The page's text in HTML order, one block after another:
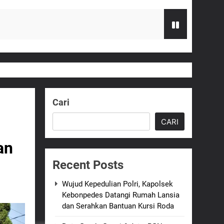
Perkuat Penataan Pedagang
Empat Korban Kebakaran KMP Mutiara
Cari
CARI
Recent Posts
Wujud Kepedulian Polri, Kapolsek
Kebonpedes Datangi Rumah Lansia
dan Serahkan Bantuan Kursi Roda